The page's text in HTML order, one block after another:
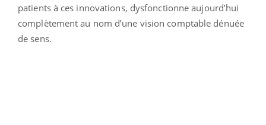
patients à ces innovations, dysfonctionne aujourd’hui
complètement au nom d’une vision comptable dénuée
de sens.